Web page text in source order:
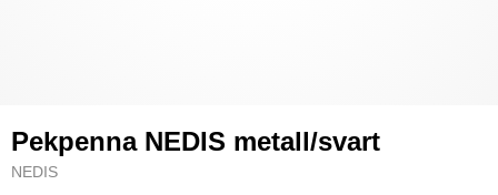
Pekpenna NEDIS metall/svart
NEDIS